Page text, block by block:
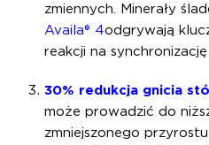
zmiennych. Minerały
Availa® 4odgrywają
reakcji na
30% redukcja gnicia
może prowadzić do
zmniejszonego